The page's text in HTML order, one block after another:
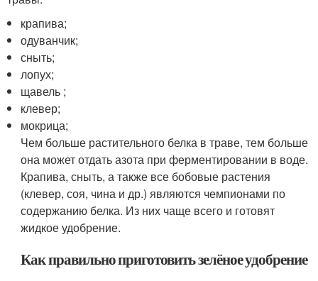
крапива;
одуванчик;
сныть;
лопух;
щавель ;
клевер;
мокрица;
Чем больше растительного белка в траве, тем больше
она может отдать азота при ферментировании в воде.
Крапива, сныть, а также все бобовые растения
(клевер, соя, чина и др.) являются чемпионами по
содержанию белка. Из них чаще всего и готовят
жидкое удобрение.
Как правильно приготовить зелёное удобрение